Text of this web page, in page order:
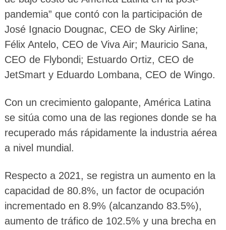
pandemia” que contó con la participación de
José Ignacio Dougnac, CEO de Sky Airline;
Félix Antelo, CEO de Viva Air; Mauricio Sana,
CEO de Flybondi; Estuardo Ortiz, CEO de
JetSmart y Eduardo Lombana, CEO de Wingo.
Con un crecimiento galopante, América Latina
se sitúa como una de las regiones donde se ha
recuperado más rápidamente la industria aérea
a nivel mundial.
Respecto a 2021, se registra un aumento en la
capacidad de 80.8%, un factor de ocupación
incrementado en 8.9% (alcanzando 83.5%),
aumento de tráfico de 102.5% y una brecha en